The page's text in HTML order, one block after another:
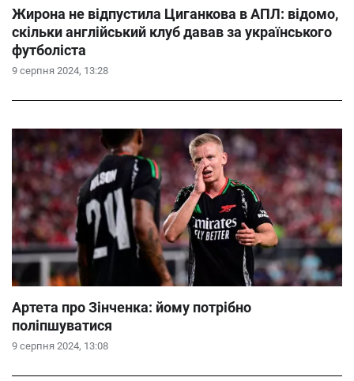
9 серпня 2024, 13:28
Жирона не відпустила Циганкова в АПЛ: відомо,
скільки англійський клуб давав за українського
футболіста
9 серпня 2024, 13:08
Артета про Зінченка: йому потрібно
поліпшуватися